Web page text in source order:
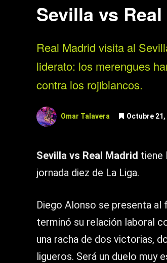
Sevilla vs
Real Madrid visita al
liderato: los merengues
contra los rojiblancos.
Omar Talavera Octubre 21,
Sevilla vs Real Madrid tiene
jornada diez de La Liga.
Diego Alonso se presenta
terminó su relación laboral
una racha de dos victorias,
ligueros. Será un duelo muy